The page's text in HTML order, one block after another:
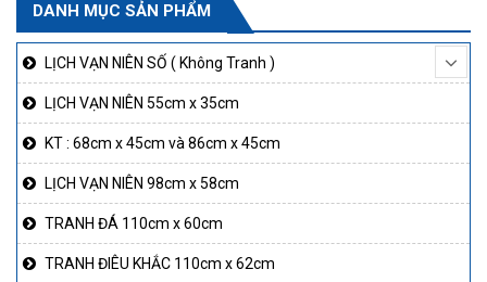
DANH MỤC SẢN PHẨM
LỊCH VẠN NIÊN SỐ ( Không Tranh )
LỊCH VẠN NIÊN 55cm x 35cm
KT : 68cm x 45cm và 86cm x 45cm
LỊCH VẠN NIÊN 98cm x 58cm
TRANH ĐÁ 110cm x 60cm
TRANH ĐIÊU KHẮC 110cm x 62cm